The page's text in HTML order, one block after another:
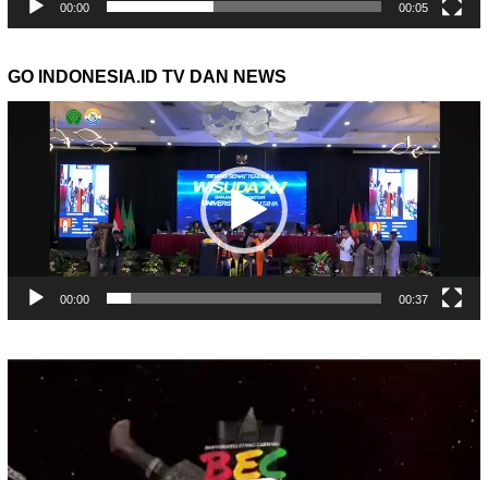
00:00 00:05
GO INDONESIA.ID TV DAN NEWS
Pemutar
00:00 00:37